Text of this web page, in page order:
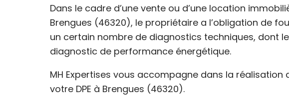
Dans le cadre d’une vente ou d’une location
Brengues (46320), le propriétaire a l’obligation de
un certain nombre de diagnostics techniques, dont le
diagnostic de performance énergétique.
MH Expertises vous accompagne dans la réalisation
votre DPE à Brengues (46320).